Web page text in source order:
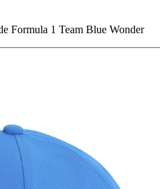
Formula 1 Team Blue Wonder